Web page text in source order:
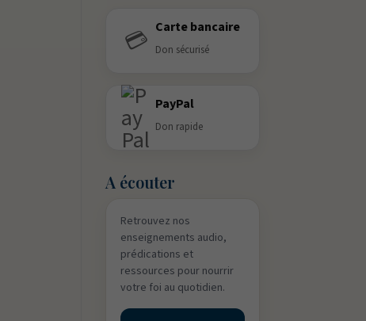
💳 Carte bancaire
Don sécurisé
PayPal
Don rapide
A écouter
Retrouvez nos
enseignements audio,
prédications et
ressources pour nourrir
votre foi au quotidien.